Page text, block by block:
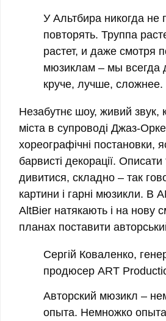
У Альтбира никогда не
повторять. Труппа
растет, и даже смотря
мюзиклам – мы всегда
круче, лучше, сложнее.
Незабутнє шоу, живий звук,
міста в супроводі Джаз-
хореографічні постановки,
барвисті декорації.
дивитися, складно – так
картини і гарні мюзикли. В
AltBier натякають і на нову
планах поставити
Сергій Коваленко,
продюсер ART
Авторский мюзикл –
опыта. Немножко